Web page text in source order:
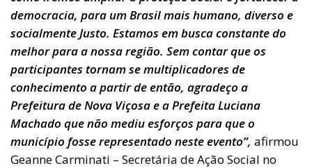
democracia, para um Brasil mais humano, diverso e
socialmente Justo. Estamos em busca constante do
melhor para a nossa região. Sem contar que os
participantes tornam se multiplicadores de
conhecimento a partir de então, agradeço a
Prefeitura de Nova Viçosa e a Prefeita Luciana
Machado que não mediu esforços para que o
município fosse representado neste evento”, afirmou
Geanne Carminati – Secretária de Ação Social no